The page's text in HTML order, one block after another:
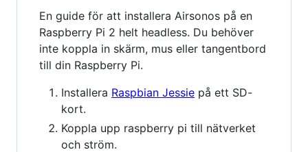
En guide för att installera Airsonos på en
Raspberry Pi 2 helt headless. Du behöver
inte koppla in skärm, mus eller tangentbord
till din Raspberry Pi.
Installera Raspbian Jessie på ett SD-
kort.
Koppla upp raspberry pi till nätverket
och ström.